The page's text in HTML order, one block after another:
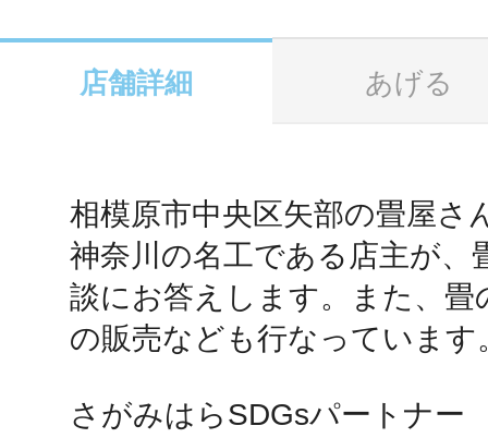
URLをコピー
店舗詳細 あげる
相模原市中央区矢部の畳屋さ
神奈川の名工である店主が、
談にお答えします。また、畳
の販売なども行なっています
さがみはらSDGsパートナー
智頭
鴻巣
池袋